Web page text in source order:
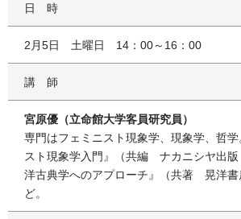
日時
2月5日 土曜日 14：00～16：00
講師
宮原優（立命館大学客員研究員）
専門はフェミニスト現象学、現象学、哲
スト現象学入門』（共編 ナカニシヤ出
洋古典学へのアプローチ』（共著 晃洋
ど。